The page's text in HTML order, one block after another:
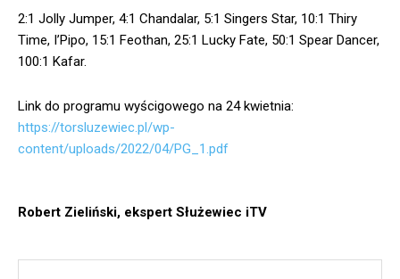
2:1 Jolly Jumper, 4:1 Chandalar, 5:1 Singers Star, 10:1 Thiry
Time, I’Pipo, 15:1 Feothan, 25:1 Lucky Fate, 50:1 Spear Dancer,
100:1 Kafar.
Link do programu wyścigowego na 24 kwietnia:
https://torsluzewiec.pl/wp-
content/uploads/2022/04/PG_1.pdf
Robert Zieliński, ekspert Służewiec iTV